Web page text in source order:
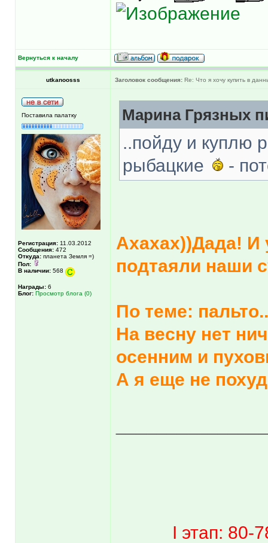
Вернуться к началу
utkanoosss Заголовок сообщения: Re: Что я хочу купить в
Поставила палатку
Регистрация: 11.03.2012
Сообщения: 472
Откуда: планета Земля =)
Пол:
В наличии: 568
Награды: 6
Блог: Просмотр блога (0)
Марина Грязных
..пойду и куплю
рыбацкие
-
Ахахах))Дада! И
подтаяли наши
По теме:
На весну нет
осенним и
А я еще не
I этап: 80-